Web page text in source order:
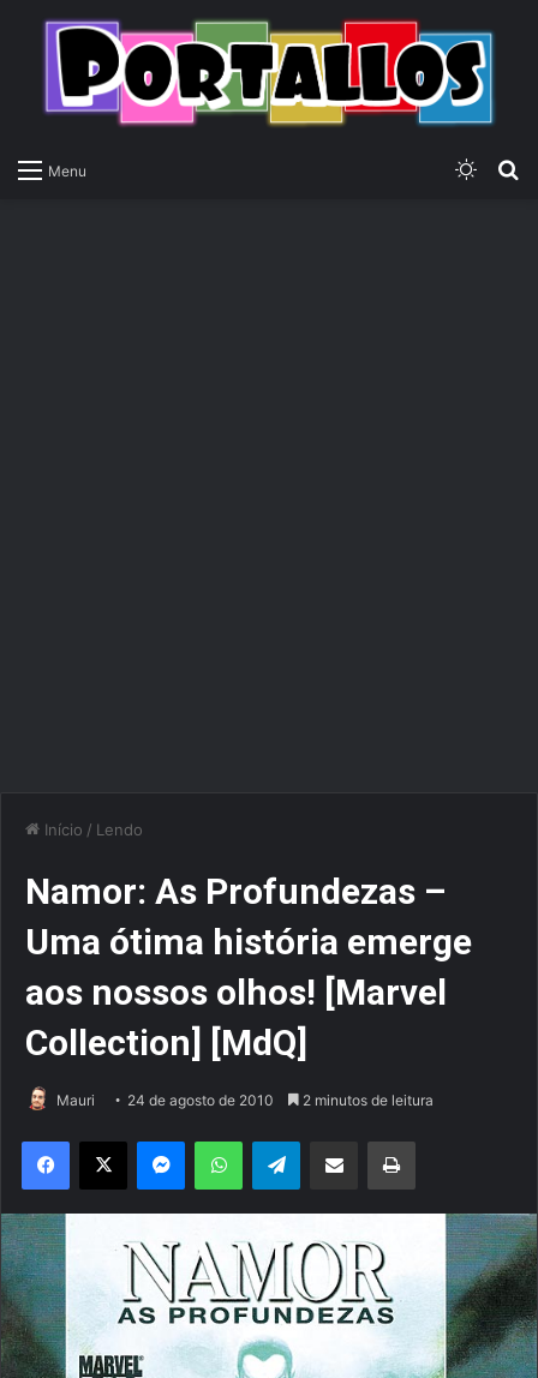
Menu
Início / Lendo
Namor: As Profundezas –
Uma ótima história emerge
aos nossos olhos! [Marvel
Collection] [MdQ]
Mauri 24 de agosto de 2010 2 minutos de leitura